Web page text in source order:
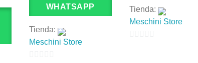
WHATSAPP
Tienda:
Meschini Store
Tienda:
Meschini Store